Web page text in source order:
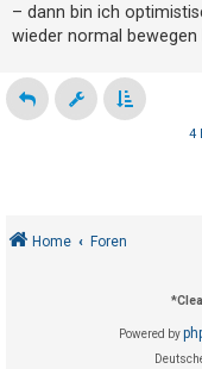
S
u
c
F
– dann bin ich
wieder normal bewegen
4
Home Foren
*
Powered by